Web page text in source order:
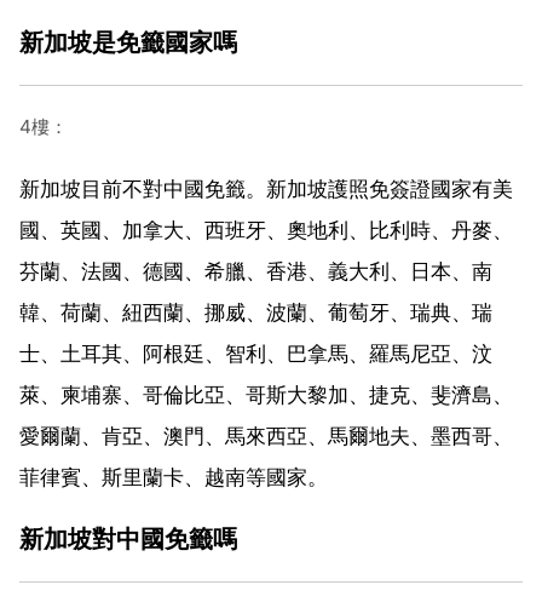
新加坡是免籤國家嗎
4樓：
新加坡目前不對中國免籤。新加坡護照免簽證國家有美
國、英國、加拿大、西班牙、奧地利、比利時、丹麥、
芬蘭、法國、德國、希臘、香港、義大利、日本、南
韓、荷蘭、紐西蘭、挪威、波蘭、葡萄牙、瑞典、瑞
士、土耳其、阿根廷、智利、巴拿馬、羅馬尼亞、汶
萊、柬埔寨、哥倫比亞、哥斯大黎加、捷克、斐濟島、
愛爾蘭、肯亞、澳門、馬來西亞、馬爾地夫、墨西哥、
菲律賓、斯里蘭卡、越南等國家。
新加坡對中國免籤嗎